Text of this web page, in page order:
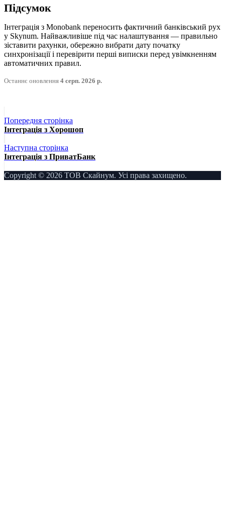
Підсумок
Інтеграція з Monobank переносить фактичний банківський рух
у Skynum. Найважливіше під час налаштування — правильно
зіставити рахунки, обережно вибрати дату початку
синхронізації і перевірити перші виписки перед увімкненням
автоматичних правил.
Останнє оновлення 4 серп. 2026 р.
Попередня сторінка
Інтеграція з Хорошоп
Наступна сторінка
Інтеграція з ПриватБанк
Copyright © 2026 ТОВ Скайнум. Усі права захищено.